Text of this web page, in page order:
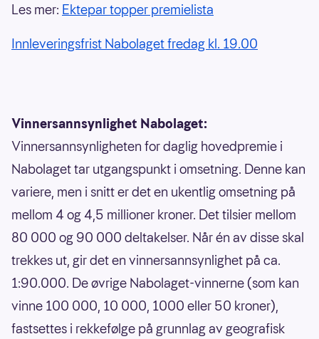
Les mer: Ektepar topper premielista
Innleveringsfrist Nabolaget fredag kl. 19.00
Vinnersannsynlighet Nabolaget:
Vinnersannsynligheten for daglig hovedpremie i
Nabolaget tar utgangspunkt i omsetning. Denne kan
variere, men i snitt er det en ukentlig omsetning på
mellom 4 og 4,5 millioner kroner. Det tilsier mellom
80 000 og 90 000 deltakelser. Når én av disse skal
trekkes ut, gir det en vinnersannsynlighet på ca.
1:90.000. De øvrige Nabolaget-vinnerne (som kan
vinne 100 000, 10 000, 1000 eller 50 kroner),
fastsettes i rekkefølge på grunnlag av geografisk